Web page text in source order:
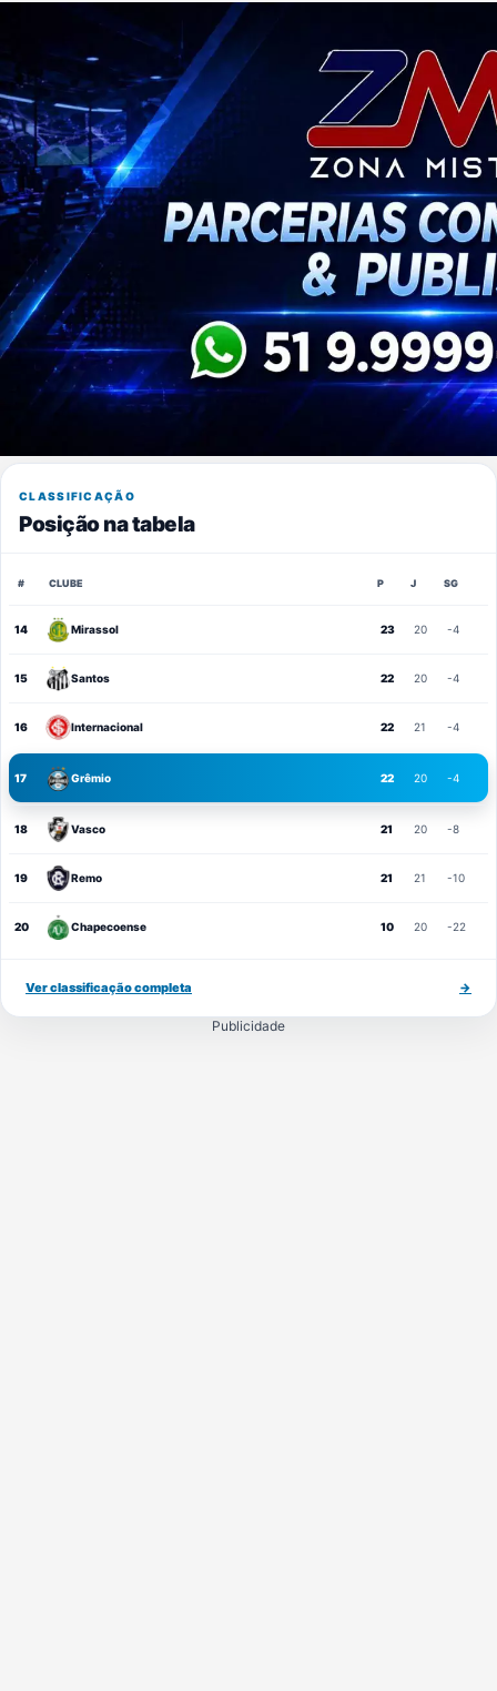
CLASSIFICAÇÃO
Posição na tabela
# CLUBE P J SG
14 Mirassol 23 20 -4
15 Santos 22 20 -4
16 Internacional 22 21 -4
17 Grêmio 22 20 -4
18 Vasco 21 20 -8
19 Remo 21 21 -10
20 Chapecoense 10 20 -22
Ver classificação completa →
Publicidade